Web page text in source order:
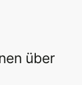
über